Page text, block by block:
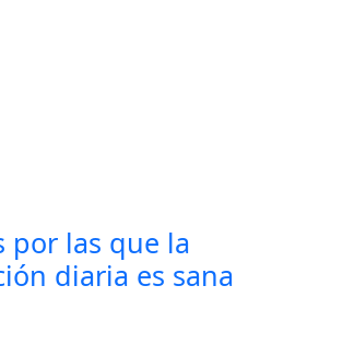
por las que la
diaria es sana